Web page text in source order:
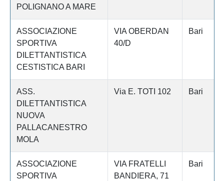
POLIGNANO A MARE
ASSOCIAZIONE
SPORTIVA
DILETTANTISTICA
CESTISTICA BARI
VIA OBERDAN
40/D
Bari
ASS.
DILETTANTISTICA
NUOVA
PALLACANESTRO
MOLA
Via E. TOTI 102 Bari
ASSOCIAZIONE
SPORTIVA
VIA FRATELLI
BANDIERA, 71
Bari